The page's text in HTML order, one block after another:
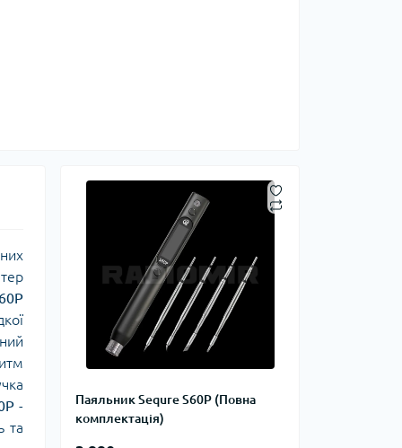
Паяльник Sequre S60P (Повна
комплектація)
-
та